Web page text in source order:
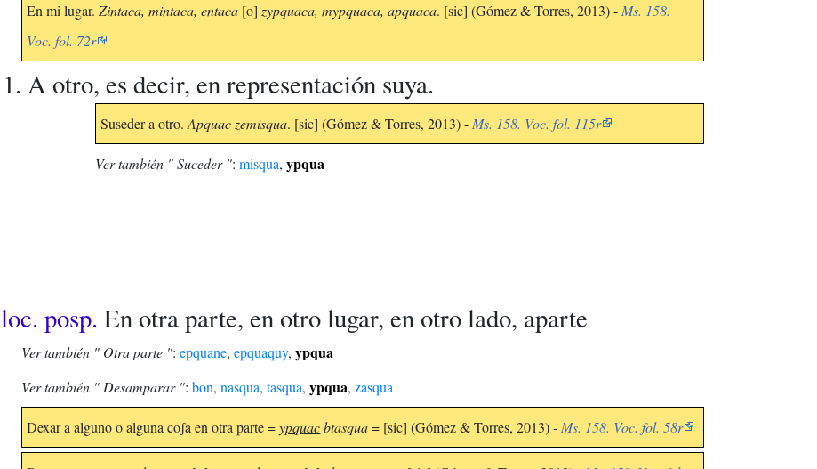
En mi lugar.Zintaca, mintaca, entaca [o] zypquaca, mypquaca, apquaca. [sic] (Gómez & Torres, 2013) - Ms. 158.
Voc. fol. 72r
A otro, es decir, en representación suya.
Suseder a otro.Apquac zemisqua. [sic] (Gómez & Torres, 2013) - Ms. 158. Voc. fol. 115r
Ver también " Suceder ":misqua,ypqua
loc. posp. En otra parte, en otro lugar, en otro lado, aparte
Ver también " Otra parte ":epquane,epquaquy,ypqua
Ver también " Desamparar ":bon,nasqua,tasqua,ypqua,zasqua
Dexar a alguno o alguna coʃa en otra parte =ypquacbtasqua= [sic] (Gómez & Torres, 2013) - Ms. 158. Voc. fol. 58r